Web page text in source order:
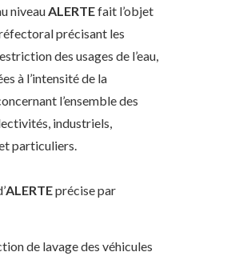
niveau ALERTEfait l’objet
précisant les
des usages de l’eau,
à l’intensité de la
l’ensemble des
industriels,
particuliers.
ALERTEprécise par
de lavage des véhicules